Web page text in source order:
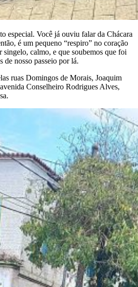
especial. Você já ouviu falar da Chácara
é um pequeno “respiro” no coração
calmo, e que soubemos que foi
de nosso passeio por lá.
ruas Domingos de Morais, Joaquim
Conselheiro Rodrigues Alves,